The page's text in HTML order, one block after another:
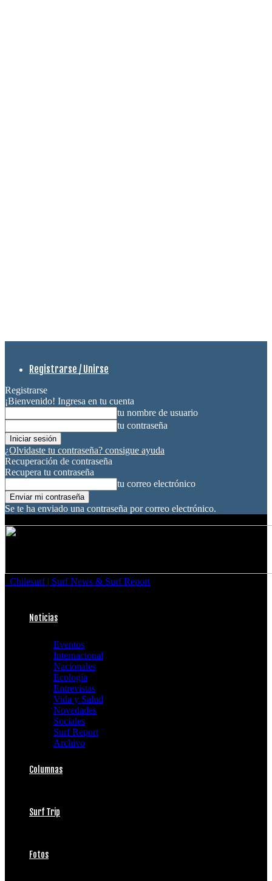
Registrarse / Unirse
Registrarse
¡Bienvenido! Ingresa en tu cuenta
tu nombre de usuario
tu contraseña
¿Olvidaste tu contraseña? consigue ayuda
Recuperación de contraseña
Recupera tu contraseña
tu correo electrónico
Se te ha enviado una contraseña por correo electrónico.
Chilesurf | Surf News & Surf Report
Noticias
Eventos
Internacional
Nacionales
Ecología
Entrevistas
Vida y Salud
Novedades
Sociales
Surf Report
Archivo
Columnas
Surf Trip
Fotos